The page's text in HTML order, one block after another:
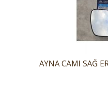
AYNA CAMI SAĞ